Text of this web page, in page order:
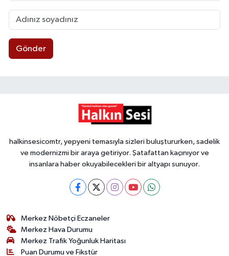
Gönder
halkinsesicomtr, yepyeni temasıyla sizleri buluştururken, sadelik
ve modernizmi bir araya getiriyor. Şatafattan kaçınıyor ve
insanlara haber okuyabilecekleri bir altyapı sunuyor.
Merkez Nöbetçi Eczaneler
Merkez Hava Durumu
Merkez Trafik Yoğunluk Haritası
Puan Durumu ve Fikstür